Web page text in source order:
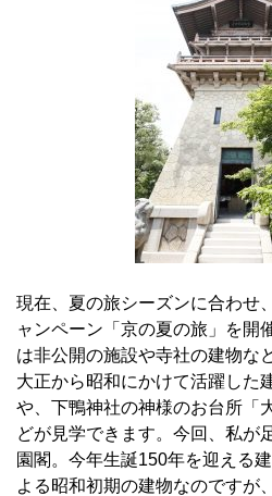
現在、夏の旅シーズンに合わせ
ャンペーン「京の夏の旅」を開
は非公開の施設や寺社の建物な
大正から昭和にかけて活躍した
や、下鴨神社の神様のお台所「
どが見学できます。今回、私が
園閣。今年生誕150年を迎える
よる昭和初期の建物なのですが